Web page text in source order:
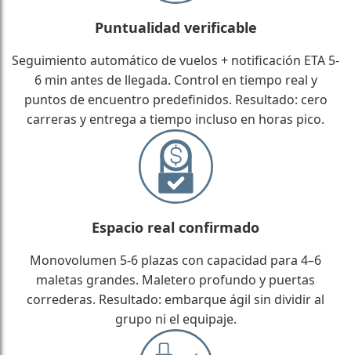
Puntualidad verificable
Seguimiento automático de vuelos + notificación ETA 5-
6 min antes de llegada. Control en tiempo real y
puntos de encuentro predefinidos. Resultado: cero
carreras y entrega a tiempo incluso en horas pico.
Espacio real confirmado
Monovolumen 5-6 plazas con capacidad para 4–6
maletas grandes. Maletero profundo y puertas
correderas. Resultado: embarque ágil sin dividir al
grupo ni el equipaje.